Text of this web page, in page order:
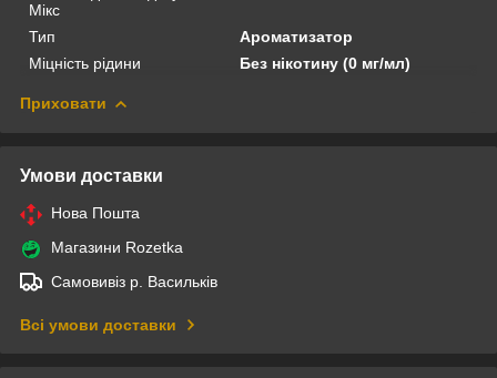
Мікс
Тип
Ароматизатор
Міцність рідини
Без нікотину (0 мг/мл)
Приховати
Умови доставки
Нова Пошта
Магазини Rozetka
Самовивіз р. Васильків
Всі умови доставки